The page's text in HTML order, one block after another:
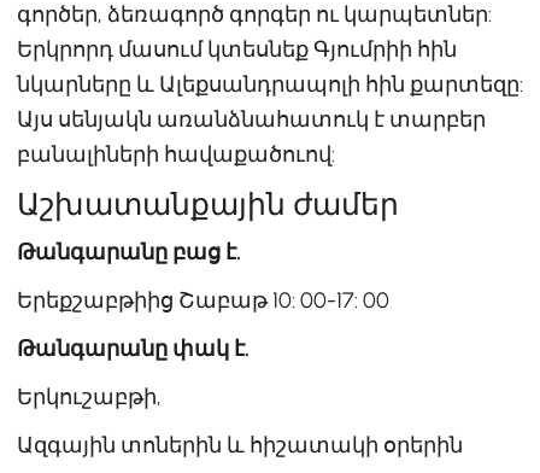
գործեր, ձեռագործ գորգեր ու կարպետներ:
Երկրորդ մասում կտեսնեք Գյումրիի հին
նկարները և Ալեքսանդրապոլի հին քարտեզը:
Այս սենյակն առանձնահատուկ է տարբեր
բանալիների հավաքածուով:
Աշխատանքային ժամեր
Թանգարանը բաց է.
Երեքշաբթիից Շաբաթ 10: 00-17: 00
Թանգարանը փակ է.
Երկուշաբթի,
Ազգային տոներին և հիշատակի օրերին